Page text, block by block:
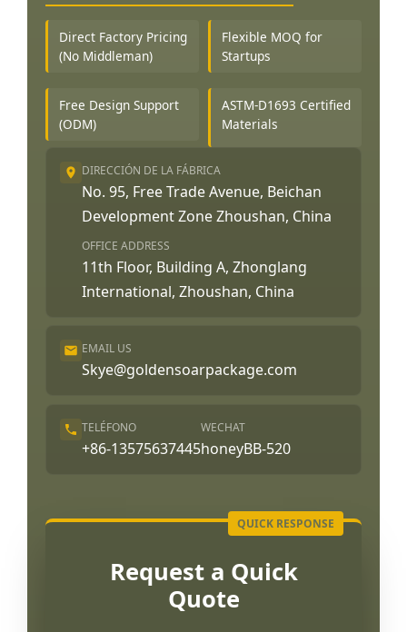
Direct Factory Pricing
(No Middleman)
Flexible MOQ for
Startups
Free Design Support
(ODM)
ASTM-D1693 Certified
Materials
DIRECCIÓN DE LA FÁBRICA
No. 95, Free Trade Avenue, Beichan
Development Zone Zhoushan, China
OFFICE ADDRESS
11th Floor, Building A, Zhonglang
International, Zhoushan, China
EMAIL US
Skye@goldensoarpackage.com
TELÉFONO
+86-13575637445
WECHAT
honeyBB-520
Request a Quick
Quote